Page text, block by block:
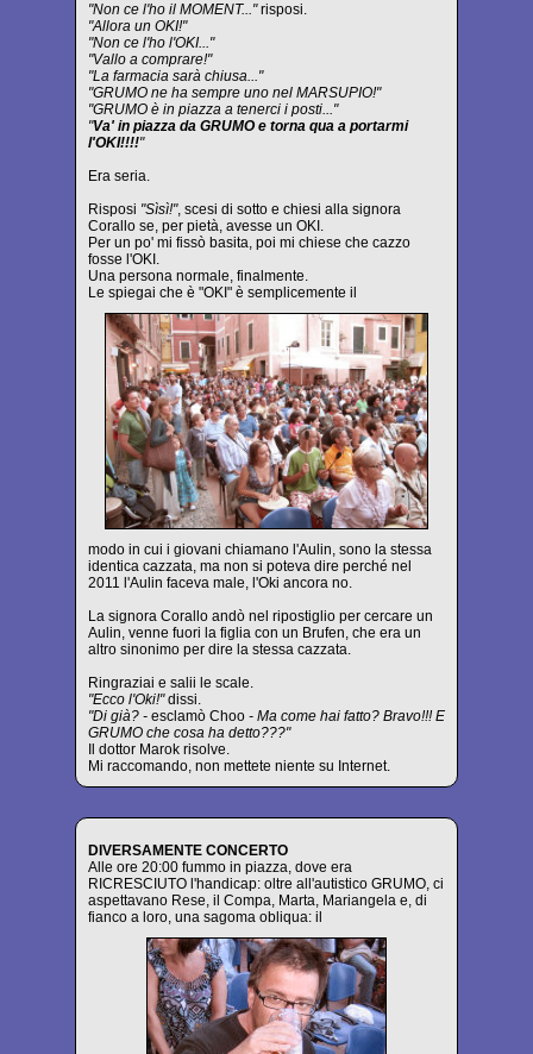
"Non ce l'ho il MOMENT..."risposi.
"Allora un OKI!"
"Non ce l'ho l'OKI..."
"Vallo a comprare!"
"La farmacia sarà chiusa..."
"GRUMO ne ha sempre uno nel MARSUPIO!"
"GRUMO è in piazza a tenerci i posti..."
"Va' in piazza da GRUMO e torna qua a portarmi
l'OKI!!!!"
Era seria.
Risposi "Sìsì!", scesi di sotto e chiesi alla signora
Corallo se, per pietà, avesse un OKI.
Per un po' mi fissò basita, poi mi chiese che cazzo
fosse l'OKI.
Una persona normale, finalmente.
Le spiegai che è "OKI" è semplicemente il
modo in cui i giovani chiamano l'Aulin, sono la stessa
identica cazzata, ma non si poteva dire perché nel
2011 l'Aulin faceva male, l'Oki ancora no.
La signora Corallo andò nel ripostiglio per cercare un
Aulin, venne fuori la figlia con un Brufen, che era un
altro sinonimo per dire la stessa cazzata.
Ringraziai e salii le scale.
"Ecco l'Oki!"dissi.
"Di già? - esclamò Choo - Ma come hai fatto? Bravo!!! E
GRUMO che cosa ha detto???"
Il dottor Marok risolve.
Mi raccomando, non mettete niente su Internet.
DIVERSAMENTE CONCERTO
Alle ore 20:00 fummo in piazza, dove era
RICRESCIUTO l'handicap: oltre all'autistico GRUMO, ci
aspettavano Rese, il Compa, Marta, Mariangela e, di
fianco a loro, una sagoma obliqua: il